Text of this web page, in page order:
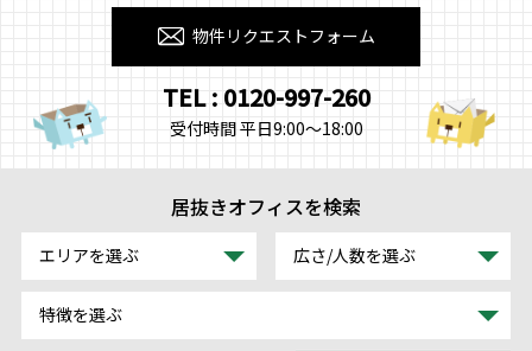
物件リクエストフォーム
TEL : 0120-997-260
受付時間 平日9:00～18:00
居抜きオフィスを検索
エリアを選ぶ 広さ/人数を選ぶ
特徴を選ぶ